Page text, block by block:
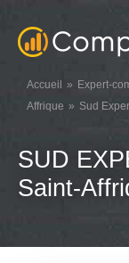
Accueil Expert-
Affrique
Sud
SUD
Saint-